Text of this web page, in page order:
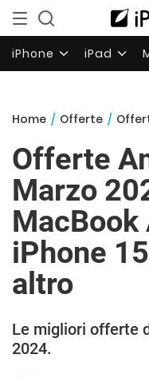
iPhone iPad
Home / Offerte / Offerte
Offerte
Marzo
MacBook
iPhone
altro
Le migliori offerte
2024.